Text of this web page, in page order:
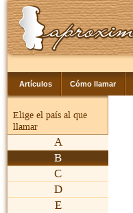
Artículos Cómo llamar
Elige el país al que
llamar
A
B
C
D
E